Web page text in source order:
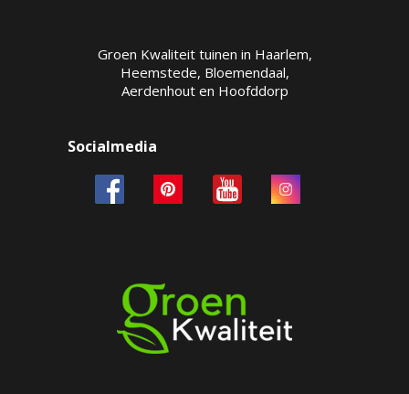
Groen Kwaliteit tuinen in Haarlem,
Heemstede, Bloemendaal,
Aerdenhout en Hoofddorp
Socialmedia